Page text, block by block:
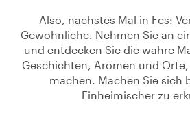
Also, nachstes Mal in Fes:
Gewohnliche. Nehmen Sie an
und entdecken Sie die wahre
Geschichten, Aromen und
machen. Machen Sie sich
Einheimischer zu